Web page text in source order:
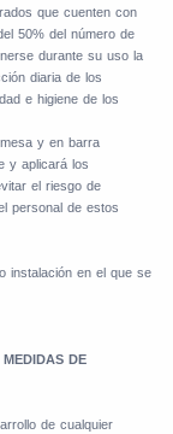
que cuenten con
50% del número de
durante su uso la
diaria de los
e higiene de los
y en barra
y aplicará los
el riesgo de
personal de estos
instalación en el que se
DE
de cualquier